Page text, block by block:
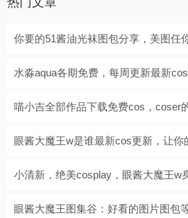
你要的51酱油光袜图包分享，美图任
水淼aqua各期免费，每周更新最新
喵小吉全部作品下载免费cos，coser
眼酱大魔王w是谁最新cos更新，让你
小清新，绝美cosplay，眼酱大魔王w
眼酱大魔王图集谷：好看的图片图包